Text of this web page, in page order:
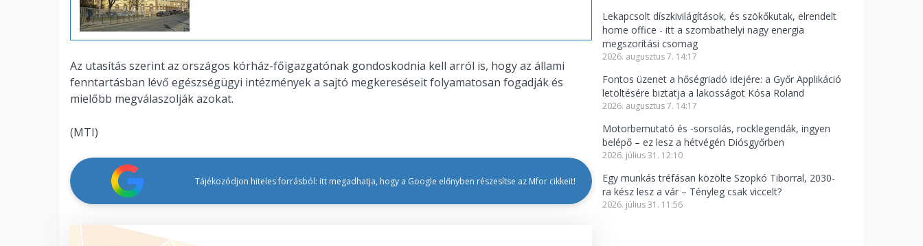
Az utasítás szerint az országos kórház-főigazgatónak gondoskodnia kell arról is, hogy az állami
fenntartásban lévő egészségügyi intézmények a sajtó megkereséseit folyamatosan fogadják és
mielőbb megválaszolják azokat.
(MTI)
Tájékozódjon hiteles forrásból: itt megadhatja, hogy a Google előnyben részesítse az Mfor cikkeit!
Lekapcsolt díszkivilágítások, és szökőkutak, elrendelt
home office - itt a szombathelyi nagy energia
megszorítási csomag
2026. augusztus 7. 14:17
Fontos üzenet a hőségriadó idejére: a Győr Applikáció
letöltésére biztatja a lakosságot Kósa Roland
2026. augusztus 7. 14:17
Motorbemutató és -sorsolás, rocklegendák, ingyen
belépő – ez lesz a hétvégén Diósgyőrben
2026. július 31. 12:10
Egy munkás tréfásan közölte Szopkó Tiborral, 2030-
ra kész lesz a vár – Tényleg csak viccelt?
2026. július 31. 11:56